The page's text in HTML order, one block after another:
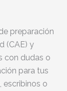
preparación
(CAE) y
con dudas o
para tus
escribinos o